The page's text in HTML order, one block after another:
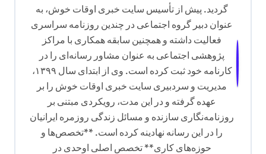
گردید. پیش از تأسیس سایت خبری اوقات خوش، به
عنوان دبیر گروه اجتماعی در چندین روزنامه سراسری
فعالیت داشته و همچنین سابقه همکاری با مراکز
پژوهشی اجتماعی به عنوان مشاور رسانه‌ای را در
کارنامه خود ثبت کرده است. وی از ابتدای سال ۱۳۹۹،
مدیریت و سردبیری سایت خبری اوقات خوش را بر
عهده گرفته و در این مدت، رویکردی مبتنی بر
روزنامه‌نگاری سازنده و مسائل زندگی روزمره ایرانیان
را در این رسانه نهادینه کرده است. **تخصص‌ها و
حوزه‌های کاری** تخصص اصلی اوحدی در